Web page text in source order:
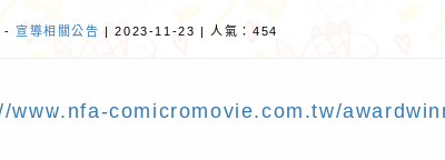
語
對它哭，它也
作者：網路小語
都會變成你的超能力！
- 宣導相關公告 | 2023-11-23 | 人氣：454
www.nfa-comicromovie.com.tw/